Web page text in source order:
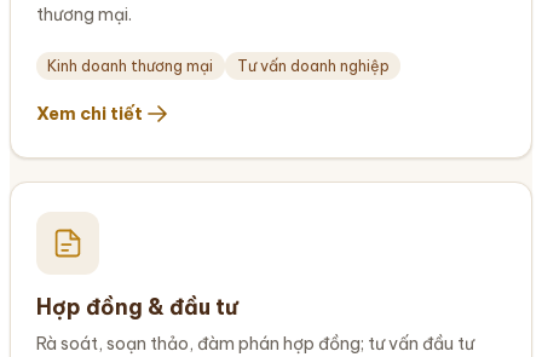
thương mại.
Kinh doanh thương mại Tư vấn doanh nghiệp
Xem chi tiết
Hợp đồng & đầu tư
Rà soát, soạn thảo, đàm phán hợp đồng; tư vấn đầu tư